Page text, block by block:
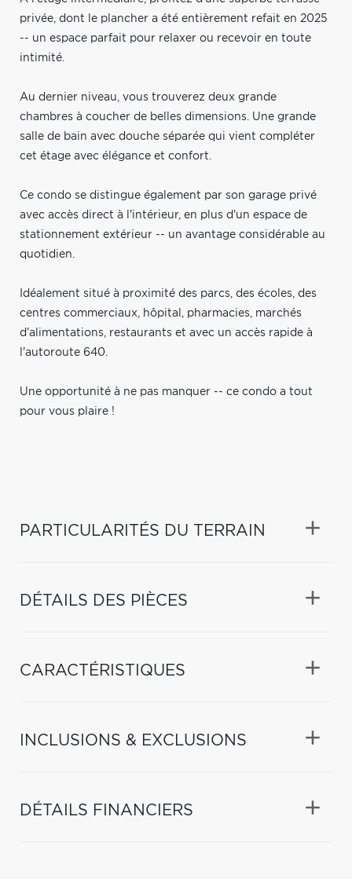
privée, dont le plancher a été entièrement refait en 2025
-- un espace parfait pour relaxer ou recevoir en toute
intimité.
Au dernier niveau, vous trouverez deux grande
chambres à coucher de belles dimensions. Une grande
salle de bain avec douche séparée qui vient compléter
cet étage avec élégance et confort.
Ce condo se distingue également par son garage privé
avec accès direct à l'intérieur, en plus d'un espace de
stationnement extérieur -- un avantage considérable au
quotidien.
Idéalement situé à proximité des parcs, des écoles, des
centres commerciaux, hôpital, pharmacies, marchés
d'alimentations, restaurants et avec un accès rapide à
l'autoroute 640.
Une opportunité à ne pas manquer -- ce condo a tout
pour vous plaire !
PARTICULARITÉS DU TERRAIN
DÉTAILS DES PIÈCES
CARACTÉRISTIQUES
INCLUSIONS & EXCLUSIONS
DÉTAILS FINANCIERS